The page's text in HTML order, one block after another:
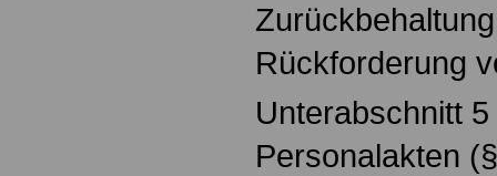
Rückforderung
Unterabschnitt 5
Personalakten